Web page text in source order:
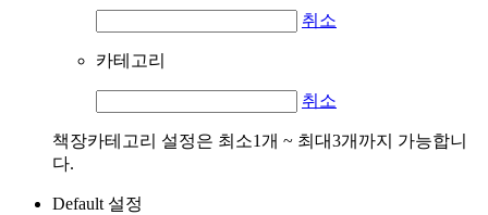
취소
카테고리
취소
책장카테고리 설정은 최소1개 ~ 최대3개까지 가능합니
다.
Default 설정